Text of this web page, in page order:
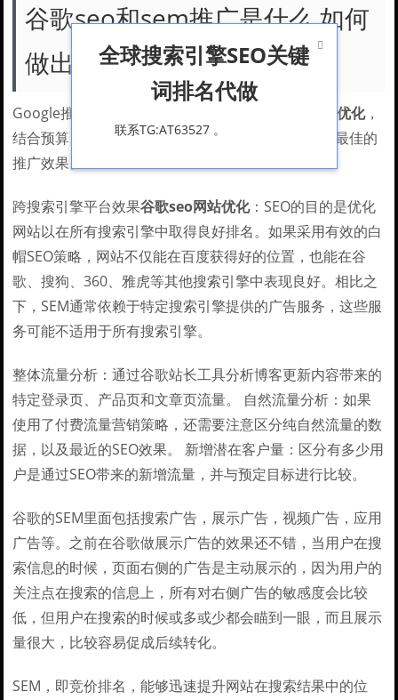
谷歌seo和sem推广是什么,如何
做出好效果?
Google推广策略应综合考虑SEO和PPC 谷歌seo网站优化，
结合预算、目标和长期规划谷歌seo网站优化
，实现最佳的
推广效果。
跨搜索引擎平台效果谷歌seo网站优化：SEO的目的是优化
网站以在所有搜索引擎中取得良好排名。如果采用有效的白
帽SEO策略，网站不仅能在百度获得好的位置，也能在谷
歌、搜狗、360、雅虎等其他搜索引擎中表现良好。相比之
下，SEM通常依赖于特定搜索引擎提供的广告服务，这些服
务可能不适用于所有搜索引擎。
整体流量分析：通过谷歌站长工具分析博客更新内容带来的
特定登录页、产品页和文章页流量。 自然流量分析：如果
使用了付费流量营销策略，还需要注意区分纯自然流量的数
据，以及最近的SEO效果。 新增潜在客户量：区分有多少用
户是通过SEO带来的新增流量，并与预定目标进行比较。
谷歌的SEM里面包括搜索广告，展示广告，视频广告，应用
广告等。之前在谷歌做展示广告的效果还不错，当用户在搜
索信息的时候，页面右侧的广告是主动展示的，因为用户的
关注点在搜索的信息上，所有对右侧广告的敏感度会比较
低，但用户在搜索的时候或多或少都会瞄到一眼，而且展示
量很大，比较容易促成后续转化。
SEM，即竞价排名，能够迅速提升网站在搜索结果中的位

全球搜索引擎SEO关键
词排名代做
联系TG:AT63527 。